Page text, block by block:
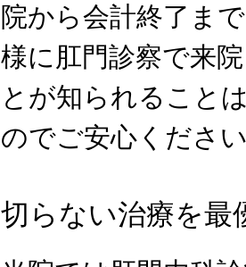
院から会計終了ま
様に肛門診察で来
とが知られること
のでご安心くださ
切らない治療を最